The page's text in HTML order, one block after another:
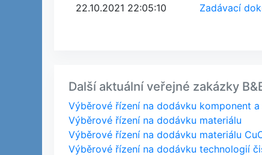
22.10.2021 22:05:10 Zadávací
Další aktuální veřejné zakázky
Výběrové řízení na dodávku komponent
Výběrové řízení na dodávku materiálu
Výběrové řízení na dodávku materiálu
Výběrové řízení na dodávku technologií